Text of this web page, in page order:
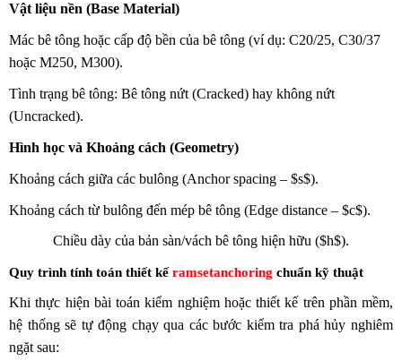
Vật liệu nền (Base Material)
Mác bê tông hoặc cấp độ bền của bê tông (ví dụ: C20/25, C30/37
hoặc M250, M300).
Tình trạng bê tông: Bê tông nứt (Cracked) hay không nứt
(Uncracked).
Hình học và Khoảng cách (Geometry)
Khoảng cách giữa các bulông (Anchor spacing – $s$).
Khoảng cách từ bulông đến mép bê tông (Edge distance – $c$).
Chiều dày của bản sàn/vách bê tông hiện hữu ($h$).
Quy trình tính toán thiết kếramsetanchoring chuẩn kỹ thuật
Khi thực hiện bài toán kiểm nghiệm hoặc thiết kế trên phần mềm,
hệ thống sẽ tự động chạy qua các bước kiểm tra phá hủy nghiêm
ngặt sau: